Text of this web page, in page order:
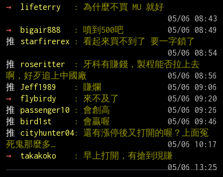
→
lifeterry
: 為什麼不買 MU 就好
→
bigair888 : 噴到500吧
推
starfirerex
: 看起來買不到了 要一字鎖了
推
roseritter
: 牙科有賺錢，製程能否拉上去
啊，好歹追上中國廠
推
Jeff1989 : 賺爛
→
flybirdy : 來不及了
推
passenger10 : 會創高
推
bird1st : 會贏喔
推
cityhunter04: 還有漲停後又打開的喔？上面冤
死鬼那麼多…
→
takakoko
: 早上打開，有搶到現賺